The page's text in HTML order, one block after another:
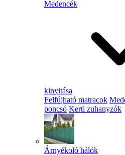
Medencék
kinyitása
Felfújható matracok
poncsó Kerti zuhanyzók
Árnyékoló hálók